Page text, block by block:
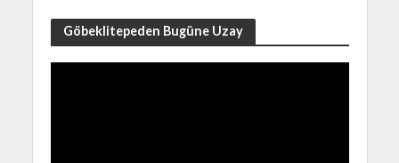
Göbeklitepeden Bugüne Uzay